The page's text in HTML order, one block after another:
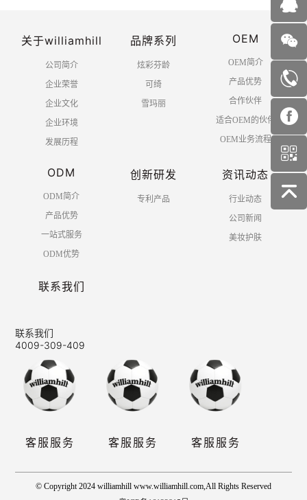
关于williamhill
公司简介
企业荣誉
企业文化
企业环境
发展历程
品牌系列
炫彩芬龄
可绮
雪玛丽
OEM
OEM简介
产品优势
合作伙伴
适合OEM的伙伴
OEM业务流程
ODM
ODM简介
产品优势
一站式服务
ODM优势
创新研发
专利产品
资讯动态
行业动态
公司新闻
美妆护肤
联系我们
联系我们
4009-309-409
客服服务 客服服务 客服服务
© Copyright 2024 williamhill www.williamhill.com,All Rights Reserved